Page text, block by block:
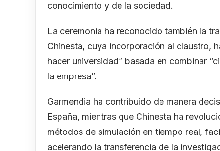
conocimiento y de la sociedad.
La ceremonia ha reconocido también la
Chinesta, cuya incorporación al claustro,
hacer universidad” basada en combinar
la empresa”.
Garmendia ha contribuido de manera
España, mientras que Chinesta ha
métodos de simulación en tiempo real,
acelerando la transferencia de la